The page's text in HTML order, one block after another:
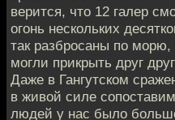
верится, что 12 галер
огонь нескольких
так разбросаны по морю,
могли прикрыть друг
Даже в Гангутском
в живой силе
людей у нас было